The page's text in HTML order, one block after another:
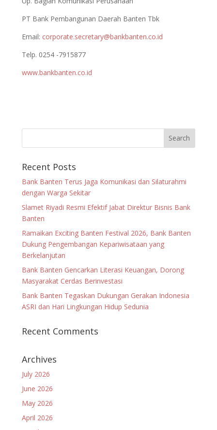
PT Bank Pembangunan Daerah Banten Tbk
Email: corporate.secretary@bankbanten.co.id
Telp. 0254 -7915877
www.bankbanten.co.id
Recent Posts
Bank Banten Terus Jaga Komunikasi dan Silaturahmi
dengan Warga Sekitar
Slamet Riyadi Resmi Efektif Jabat Direktur Bisnis Bank
Banten
Ramaikan Exciting Banten Festival 2026, Bank Banten
Dukung Pengembangan Kepariwisataan yang
Berkelanjutan
Bank Banten Gencarkan Literasi Keuangan, Dorong
Masyarakat Cerdas Berinvestasi
Bank Banten Tegaskan Dukungan Gerakan Indonesia
ASRI dan Hari Lingkungan Hidup Sedunia
Recent Comments
Archives
July 2026
June 2026
May 2026
April 2026